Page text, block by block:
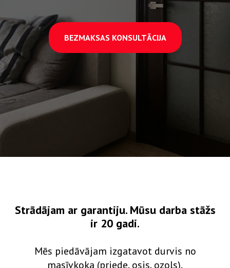
BEZMAKSAS KONSULTĀCIJA
Strādājam ar garantiju. Mūsu darba stāžs
ir 20 gadi.
Mēs piedāvājam izgatavot durvis no
masīvkoka (priede, osis, ozols),